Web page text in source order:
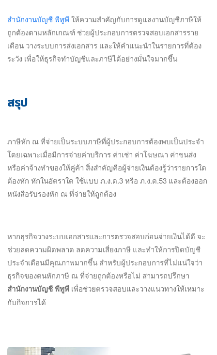
สำนักงานบัญชี พีทูพี ให้ความสำคัญกับการดูแลงานบัญชีภาษีให้
ถูกต้องตามหลักเกณฑ์ ช่วยผู้ประกอบการตรวจสอบเอกสารราย
เดือน วางระบบการส่งเอกสาร และให้คำแนะนำในรายการที่ต้อง
ระวัง เพื่อให้ธุรกิจทำบัญชีและภาษีได้อย่างมั่นใจมากขึ้น
สรุป
ภาษีหัก ณ ที่จ่ายเป็นระบบภาษีที่ผู้ประกอบการต้องพบเป็นประจำ
โดยเฉพาะเมื่อมีการจ่ายค่าบริการ ค่าเช่า ค่าโฆษณา ค่าขนส่ง
หรือค่าจ้างทำของให้คู่ค้า สิ่งสำคัญคือผู้จ่ายเงินต้องรู้ว่ารายการใด
ต้องหัก หักในอัตราใด ใช้แบบ ภ.ง.ด.3 หรือ ภ.ง.ด.53 และต้องออก
หนังสือรับรองหัก ณ ที่จ่ายให้ถูกต้อง
หากธุรกิจวางระบบเอกสารและการตรวจสอบก่อนจ่ายเงินได้ดี จะ
ช่วยลดความผิดพลาด ลดความเสี่ยงภาษี และทำให้การปิดบัญชี
ประจำเดือนมีคุณภาพมากขึ้น สำหรับผู้ประกอบการที่ไม่แน่ใจว่า
ธุรกิจของตนหักภาษี ณ ที่จ่ายถูกต้องหรือไม่ สามารถปรึกษา
สำนักงานบัญชี พีทูพี เพื่อช่วยตรวจสอบและวางแนวทางให้เหมาะ
กับกิจการได้